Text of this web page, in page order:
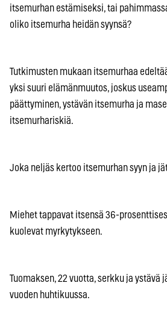
itsemurhan estämiseksi, tai
oliko itsemurha heidän syynsä?
Tutkimusten mukaan itsemurhaa
yksi suuri elämänmuutos, joskus
päättyminen, ystävän itsemurha ja
itsemurhariskiä.
Joka neljäs kertoo itsemurhan syyn ja
Miehet tappavat itsensä 36-
kuolevat myrkytykseen.
Tuomaksen, 22 vuotta, serkku ja ystävä
vuoden huhtikuussa.